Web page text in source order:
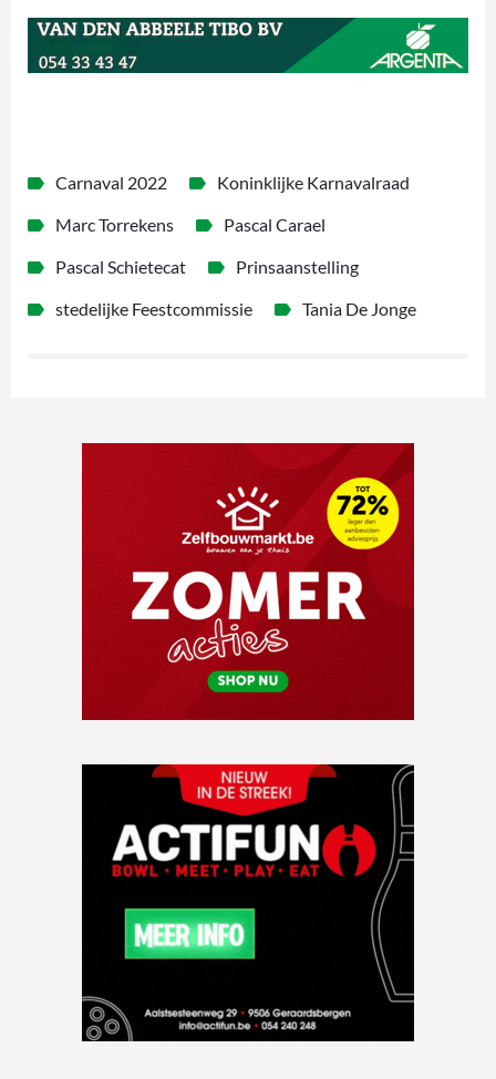
Carnaval 2022
Koninklijke Karnavalraad
Marc Torrekens
Pascal Carael
Pascal Schietecat
Prinsaanstelling
stedelijke Feestcommissie
Tania De Jonge